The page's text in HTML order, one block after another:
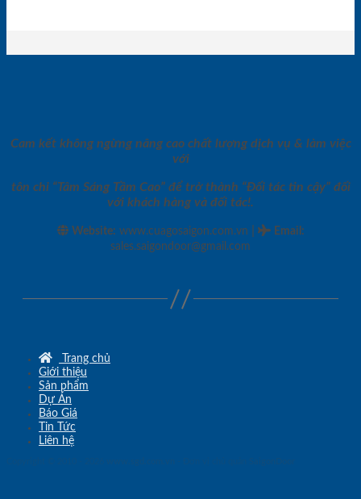
Cam kết không ngừng nâng cao chất lượng dịch vụ & làm việc
với
tôn chỉ “Tâm Sáng Tầm Cao” để trở thành “Đối tác tin cậy” đối
với khách hàng và đối tác!.
Website: www.cuagosaigon.com.vn Email :
sales.saigondoor@gmail.com
Trang chủ
Giới thiệu
Sản phẩm
Dự Án
Báo Giá
Tin Tức
Liên hệ